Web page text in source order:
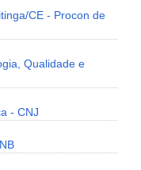
CE - Procon de
Qualidade e
- CNJ